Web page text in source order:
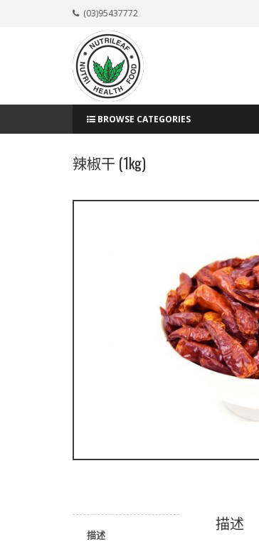
(03)95437772
BROWSE CATEGORIES
辣椒干 (1kg)
描述
描述